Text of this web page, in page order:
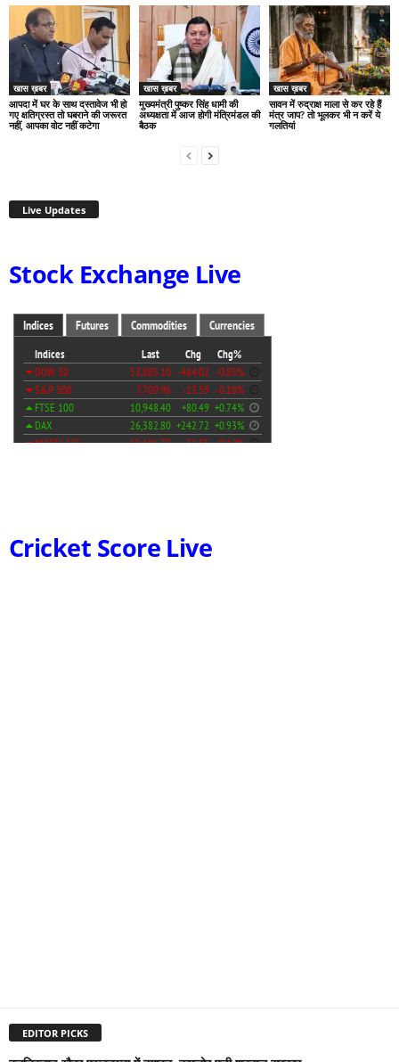
खास ख़बर
आपदा में घर के साथ दस्तावेज भी हो
गए क्षतिग्रस्त तो घबराने की जरूरत
नहीं, आपका वोट नहीं कटेगा
खास ख़बर
मुख्यमंत्री पुष्कर सिंह धामी की
अध्यक्षता में आज होगी मंत्रिमंडल की
बैठक
खास ख़बर
सावन में रुद्राक्ष माला से कर रहे हैं
मंत्र जाप? तो भूलकर भी न करें ये
गलतियां
Live Updates
Stock Exchange Live
Cricket Score Live
EDITOR PICKS